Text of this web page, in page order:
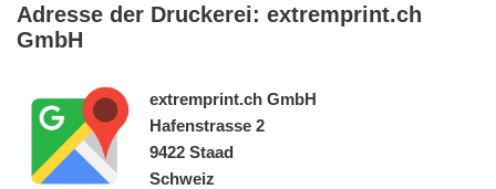
Adresse der Druckerei: extremprint.ch
GmbH
extremprint.ch GmbH
Hafenstrasse 2
9422 Staad
Schweiz